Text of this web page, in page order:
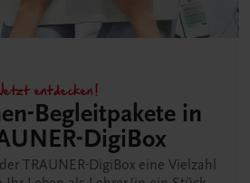
entdecken!
Begleitpakete in
DigiBox
TRAUNER-DigiBox eine Vielzahl